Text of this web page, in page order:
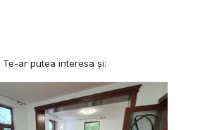
Te-ar putea interesa și: